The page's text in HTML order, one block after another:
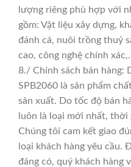
lượng riêng phù hợp với
gồm: Vật liệu xây dựng,
đánh cá, nuôi trồng thuỷ
cao, công nghệ chính
8./ Chính sách bán hàng:
SPB2060 là sản phẩm
sản xuất. Do tốc độ bán
luôn là loại mới nhất,
Chúng tôi cam kết giao
loại khách hàng yêu cầu.
đáng có, quý khách hàng